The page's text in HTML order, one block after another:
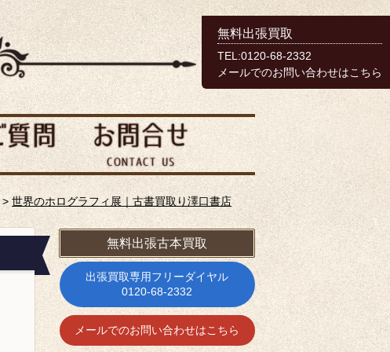
> 世界のホログラフィ展｜古書買取り澤口書店
無料出張古本買取
出張買取専用フリーダイヤル
0120-68-2332
メールでのお問い合わせはこちら
無料出張買取
TEL:0120-68-2332
メールでのお問い合わせはこちら